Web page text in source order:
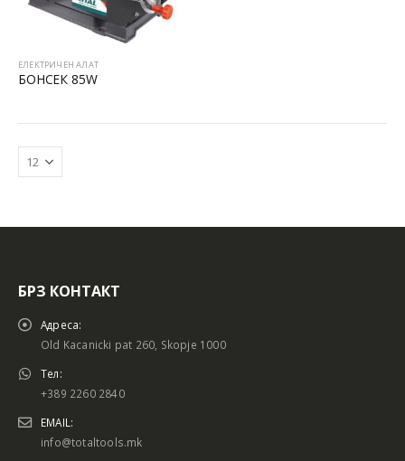
ЕЛЕКТРИЧЕН АЛАТ
БОНСЕК 85W
Батериски сет
БРЗ КОНТАКТ
Адреса:
Old Kacanicki pat 260, Skopje 1000
Тел:
+389 2260 2840
EMAIL:
info@totaltools.mk